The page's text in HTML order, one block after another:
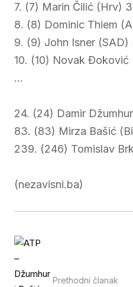
7. (7) Marin Čilić (Hrv)
8. (8) Dominic Thiem
9. (9) John Isner (SAD)
10. (10) Novak
…
24. (24) Damir
83. (83) Mirza Bašić
239. (246) Tomislav
(nezavisni.ba)
Prethodni članak